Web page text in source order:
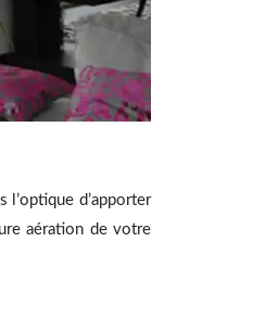
l’optique d’apporter
aération de votre